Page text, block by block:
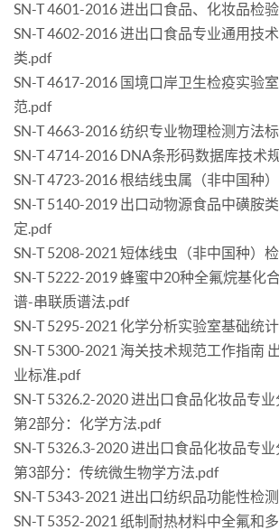
SN-T 4601-2016 进出口食品、化妆品检
SN-T 4602-2016 进出口食品专业通用技
类.pdf
SN-T 4617-2016 国境口岸卫生检疫实验
范.pdf
SN-T 4663-2016 纺织专业物理检测方法
SN-T 4714-2016 DNA条形码数据库技术
SN-T 4723-2016 根结线虫属（非中国种
SN-T 5140-2019 出口动物源食品中磺胺
定.pdf
SN-T 5208-2021 短体线虫（非中国种）
SN-T 5222-2019 蜂蜜中20种全氟烷基化
谱-串联质谱法.pdf
SN-T 5295-2021 化学分析实验室基础统
SN-T 5300-2021 海关技术规范工作指南
业标准.pdf
SN-T 5326.2-2020 进出口食品化妆品专
第2部分：化学方法.pdf
SN-T 5326.3-2020 进出口食品化妆品专
第3部分：传统微生物学方法.pdf
SN-T 5343-2021 进出口纺织品功能性检
SN-T 5352-2021 纸制耐热材料中全氟和